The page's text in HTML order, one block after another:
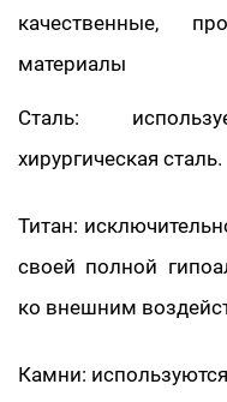
качественные,
материалы
Сталь:
хирургическая сталь.
Титан:
своей полной
ко внешним
Камни: